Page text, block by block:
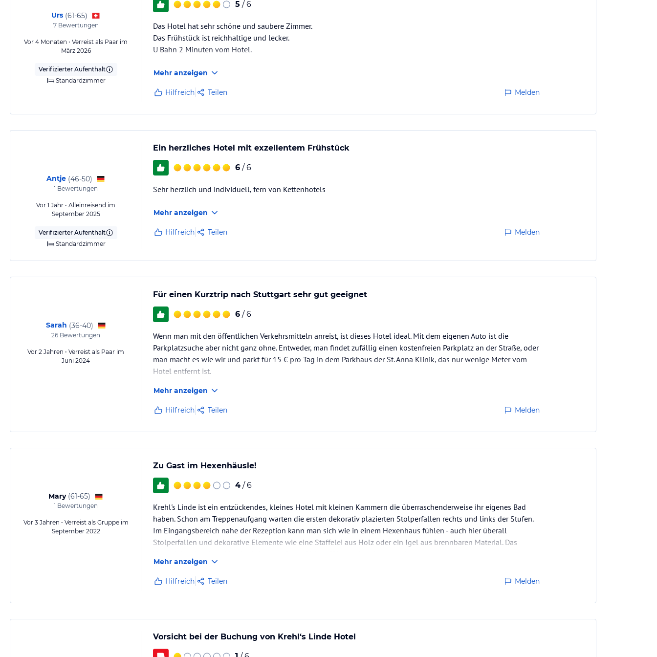
Urs (61-65)
7Bewertungen
Vor 4 Monaten • Verreist als Paar im
März 2026
Verifizierter Aufenthalt
Standardzimmer
5 / 6
Das Hotel hat sehr schöne und saubere Zimmer.
Das Frühstück ist reichhaltige und lecker.
U Bahn 2 Minuten vom Hotel.
Mehr anzeigen
Hilfreich Teilen Melden
Antje (46-50)
1 Bewertungen
Vor 1 Jahr • Alleinreisend im
September 2025
Verifizierter Aufenthalt
Standardzimmer
Ein herzliches Hotel mit exzellentem Frühstück
6 / 6
Sehr herzlich und individuell, fern von Kettenhotels
Mehr anzeigen
Hilfreich Teilen Melden
Sarah (36-40)
26 Bewertungen
Vor 2 Jahren • Verreist als Paar im
Juni 2024
Für einen Kurztrip nach Stuttgart sehr gut geeignet
6 / 6
Wenn man mit den öffentlichen Verkehrsmitteln anreist, ist dieses Hotel ideal. Mit dem eigenen Auto ist die
Parkplatzsuche aber nicht ganz ohne. Entweder, man findet zufällig einen kostenfreien Parkplatz an der Straße, oder
man macht es wie wir und parkt für 15 € pro Tag in dem Parkhaus der St. Anna Klinik, das nur wenige Meter vom
Hotel entfernt ist.
Mehr anzeigen
Hilfreich Teilen Melden
Mary (61-65)
1 Bewertungen
Vor 3 Jahren • Verreist als Gruppe im
September 2022
Zu Gast im Hexenhäusle!
4 / 6
Krehl's Linde ist ein entzückendes, kleines Hotel mit kleinen Kammern die überraschenderweise ihr eigenes Bad
haben. Schon am Treppenaufgang warten die ersten dekorativ plazierten Stolperfallen rechts und links der Stufen.
Im Eingangsbereich nahe der Rezeption kann man sich wie in einem Hexenhaus fühlen - auch hier überall
Stolperfallen und dekorative Elemente wie eine Staffelei aus Holz oder ein Igel aus brennbaren Material. Das
Mehr anzeigen
Hilfreich Teilen Melden
Vorsicht bei der Buchung von Krehl‘s Linde Hotel